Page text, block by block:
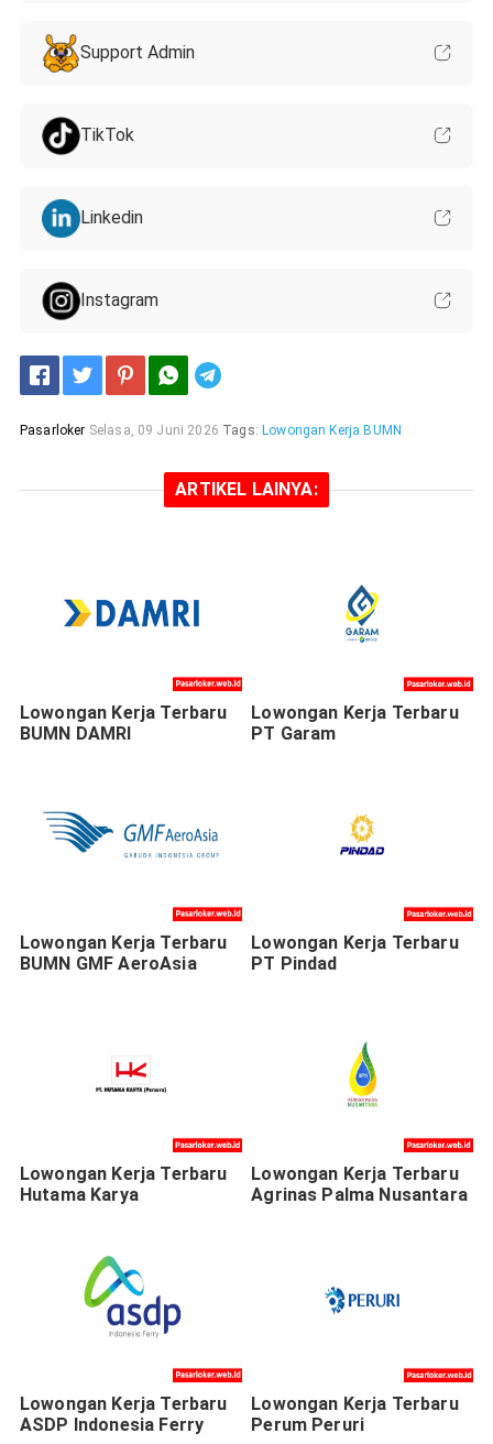
Support Admin
TikTok
Linkedin
Instagram
Pasarloker Selasa, 09 Juni 2026 Tags:Lowongan Kerja BUMN
ARTIKEL LAINYA:
Lowongan Kerja Terbaru
BUMN DAMRI
Lowongan Kerja Terbaru
PT Garam
Lowongan Kerja Terbaru
BUMN GMF AeroAsia
Lowongan Kerja Terbaru
PT Pindad
Lowongan Kerja Terbaru
Hutama Karya
Lowongan Kerja Terbaru
Agrinas Palma Nusantara
Lowongan Kerja Terbaru
ASDP Indonesia Ferry
Lowongan Kerja Terbaru
Perum Peruri